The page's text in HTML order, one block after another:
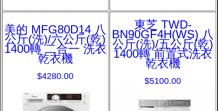
美的 MFG80D14 八
公斤(洗)/六公斤(乾)
1400轉 二合一 洗衣
乾衣機
$4280.00
東芝 TWD-
BN90GF4H(WS) 八
公斤(洗)/五公斤(乾)
1400轉 前置式洗衣
乾衣機
$5100.00